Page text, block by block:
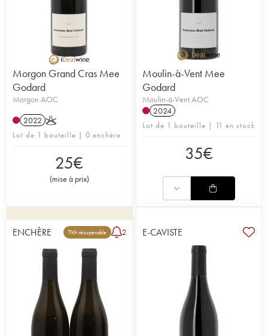
Morgon Grand Cras Mee
Godard
Morgon AOC
2022 K
Lot de 1 bouteille | 0 enchère
25€
(mise à prix)
Moulin-à-Vent Mee
Godard
Moulin-à-Vent AOC
2024
Lot de 1 bouteille | 11 en stock
35€
ENCHÈRE TVA récupérable 2 E-CAVISTE